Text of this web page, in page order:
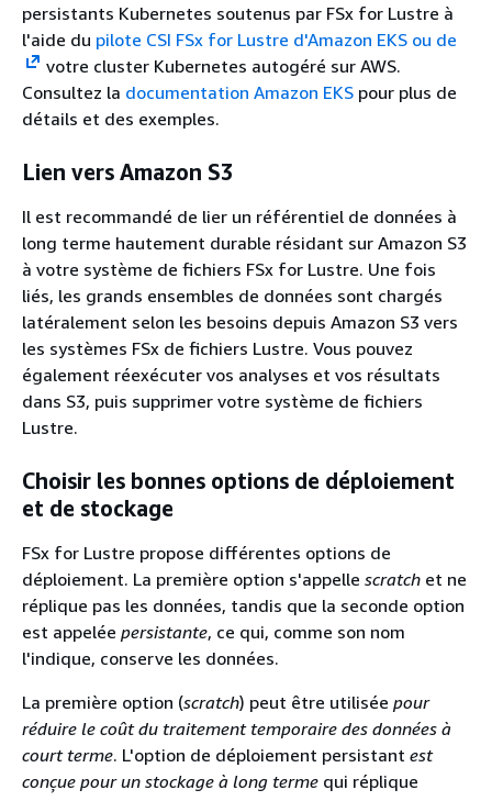
persistants Kubernetes soutenus par FSx for Lustre à
l'aide du pilote CSI FSx for Lustre d'Amazon EKS ou de
votre cluster Kubernetes autogéré sur AWS.
Consultez la documentation Amazon EKS pour plus de
détails et des exemples.
Lien vers Amazon S3
Il est recommandé de lier un référentiel de données à
long terme hautement durable résidant sur Amazon S3
à votre système de fichiers FSx for Lustre. Une fois
liés, les grands ensembles de données sont chargés
latéralement selon les besoins depuis Amazon S3 vers
les systèmes FSx de fichiers Lustre. Vous pouvez
également réexécuter vos analyses et vos résultats
dans S3, puis supprimer votre système de fichiers
Lustre.
Choisir les bonnes options de déploiement
et de stockage
FSx for Lustre propose différentes options de
déploiement. La première option s'appelle scratch et ne
réplique pas les données, tandis que la seconde option
est appelée persistante, ce qui, comme son nom
l'indique, conserve les données.
La première option (scratch) peut être utilisée pour
réduire le coût du traitement temporaire des données à
court terme. L'option de déploiement persistant est
conçue pour un stockage à long terme qui réplique